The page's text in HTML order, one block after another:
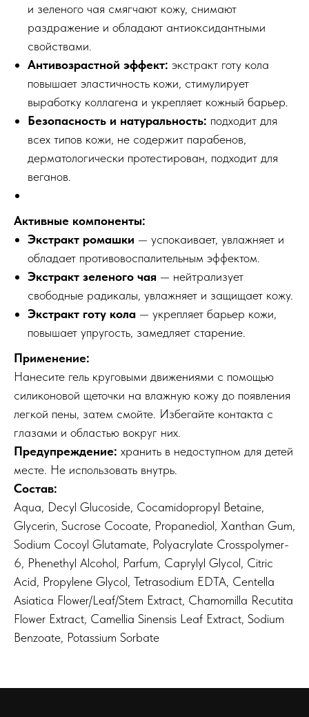
и зеленого чая смягчают кожу, снимают
раздражение и обладают антиоксидантными
свойствами.
Антивозрастной эффект: экстракт готу кола
повышает эластичность кожи, стимулирует
выработку коллагена и укрепляет кожный барьер.
Безопасность и натуральность: подходит для
всех типов кожи, не содержит парабенов,
дерматологически протестирован, подходит для
веганов.
Активные компоненты:
Экстракт ромашки — успокаивает, увлажняет и
обладает противовоспалительным эффектом.
Экстракт зеленого чая — нейтрализует
свободные радикалы, увлажняет и защищает кожу.
Экстракт готу кола — укрепляет барьер кожи,
повышает упругость, замедляет старение.
Применение:
Нанесите гель круговыми движениями с помощью
силиконовой щеточки на влажную кожу до появления
легкой пены, затем смойте. Избегайте контакта с
глазами и областью вокруг них.
Предупреждение: хранить в недоступном для детей
месте. Не использовать внутрь.
Состав:
Aqua, Decyl Glucoside, Cocamidopropyl Betaine,
Glycerin, Sucrose Cocoate, Propanediol, Xanthan Gum,
Sodium Cocoyl Glutamate, Polyacrylate Crosspolymer-
6, Phenethyl Alcohol, Parfum, Caprylyl Glycol, Citric
Acid, Propylene Glycol, Tetrasodium EDTA, Centella
Asiatica Flower/Leaf/Stem Extract, Chamomilla Recutita
Flower Extract, Camellia Sinensis Leaf Extract, Sodium
Benzoate, Potassium Sorbate